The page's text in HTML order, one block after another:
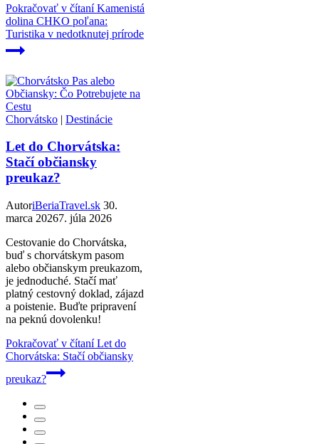
Pokračovať v čítaníKamenistá
dolina CHKO poľana:
Turistika v nedotknutej prírode
Chorvátsko | Destinácie
Let do Chorvátska:
Stačí občiansky
preukaz?
AutoriBeriaTravel.sk 30.
marca 20267. júla 2026
Cestovanie do Chorvátska,
buď s chorvátskym pasom
alebo občianskym preukazom,
je jednoduché. Stačí mať
platný cestovný doklad, zájazd
a poistenie. Buďte pripravení
na peknú dovolenku!
Pokračovať v čítaníLet do
Chorvátska: Stačí občiansky
preukaz?